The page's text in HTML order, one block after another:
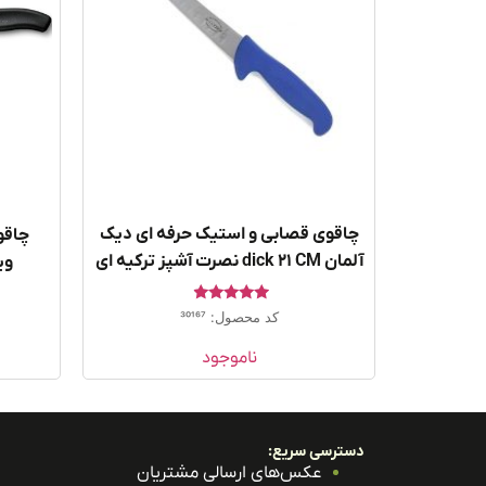
چاقوی قصابی و استیک حرفه ای دیک
آلمان dick 21 CM نصرت آشپز ترکیه ای
امتیاز
4.67
کد محصول: 30167
ناموجود
دسترسی سریع:
عکس‌های ارسالی مشتریان